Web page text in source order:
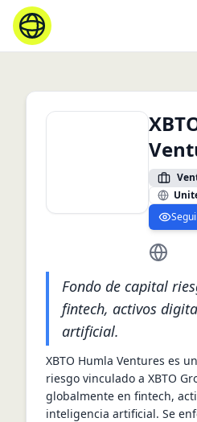
https://
Fondo de capital
fintech, activos
artificial.
XBTO Humla Ventures es
riesgo vinculado a XBTO
globalmente en fintech,
inteligencia artificial. Se